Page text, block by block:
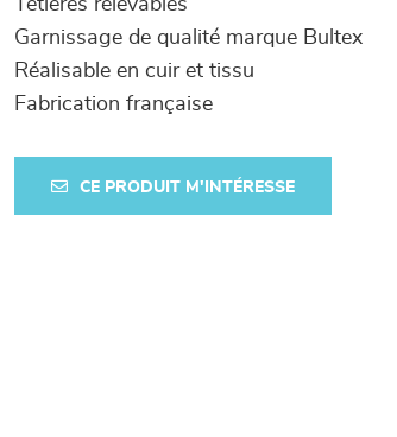
Têtières relevables
Garnissage de qualité marque Bultex
Réalisable en cuir et tissu
Fabrication française
CE PRODUIT M'INTÉRESSE